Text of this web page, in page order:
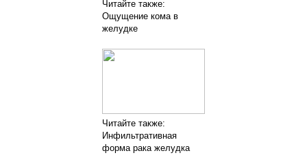
Читайте также:
Ощущение кома в
желудке
Читайте также:
Инфильтративная
форма рака желудка